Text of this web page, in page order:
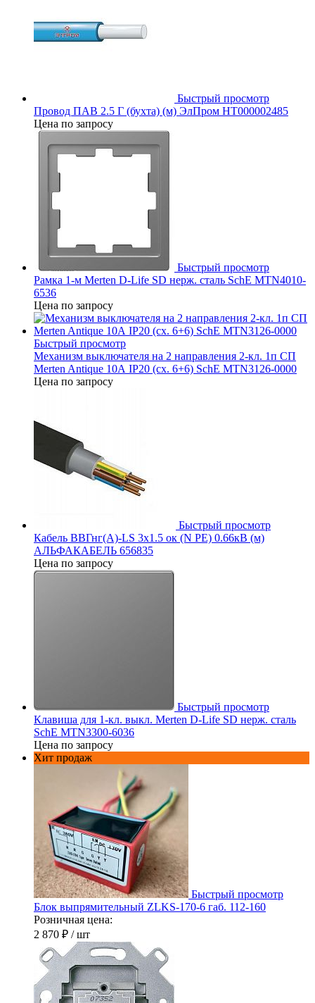
Быстрый просмотр
Провод ПАВ 2.5 Г (бухта) (м) ЭлПром НТ000002485
Цена по запросу
Быстрый просмотр
Рамка 1-м Merten D-Life SD нерж. сталь SchE MTN4010-
6536
Цена по запросу
Быстрый просмотр
Механизм выключателя на 2 направления 2-кл. 1п СП
Merten Antique 10А IP20 (сх. 6+6) SchE MTN3126-0000
Цена по запросу
Быстрый просмотр
Кабель ВВГнг(А)-LS 3х1.5 ок (N PE) 0.66кВ (м)
АЛЬФАКАБЕЛЬ 656835
Цена по запросу
Быстрый просмотр
Клавиша для 1-кл. выкл. Merten D-Life SD нерж. сталь
SchE MTN3300-6036
Цена по запросу
Хит продаж
Быстрый просмотр
Блок выпрямительный ZLKS-170-6 габ. 112-160
Розничная цена:
2 870 ₽ / шт